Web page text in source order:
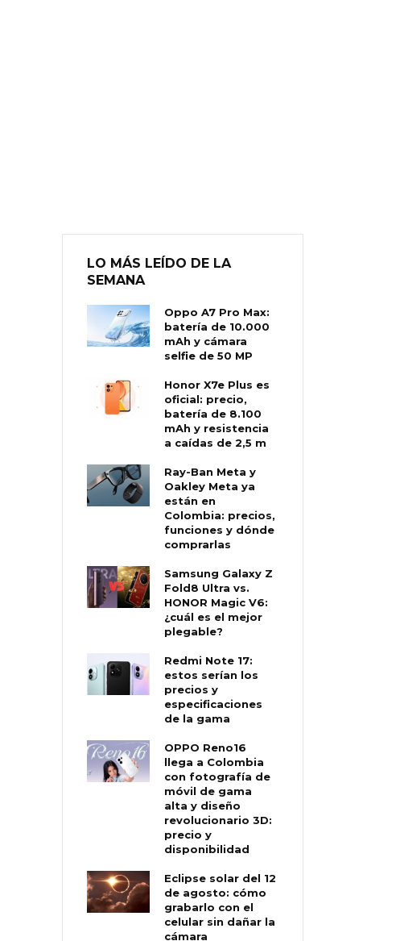
LO MÁS LEÍDO DE LA
SEMANA
Oppo A7 Pro Max:
batería de 10.000
mAh y cámara
selfie de 50 MP
Honor X7e Plus es
oficial: precio,
batería de 8.100
mAh y resistencia
a caídas de 2,5 m
Ray-Ban Meta y
Oakley Meta ya
están en
Colombia: precios,
funciones y dónde
comprarlas
Samsung Galaxy Z
Fold8 Ultra vs.
HONOR Magic V6:
¿cuál es el mejor
plegable?
Redmi Note 17:
estos serían los
precios y
especificaciones
de la gama
OPPO Reno16
llega a Colombia
con fotografía de
móvil de gama
alta y diseño
revolucionario 3D:
precio y
disponibilidad
Eclipse solar del 12
de agosto: cómo
grabarlo con el
celular sin dañar la
cámara